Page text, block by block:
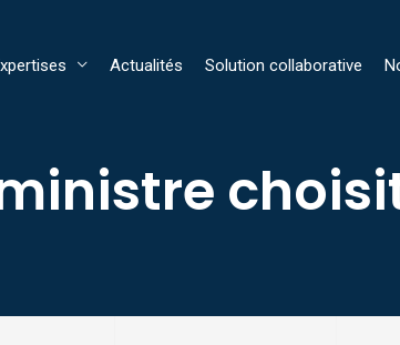
Actualités Solution collaborative
ministre